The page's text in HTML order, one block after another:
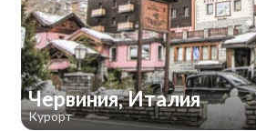
Червиния, Италия
Курорт